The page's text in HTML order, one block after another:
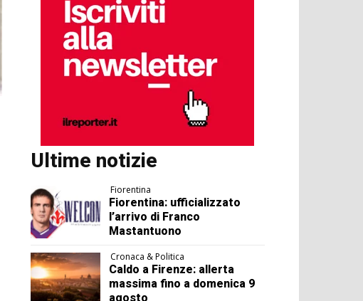
Ultime notizie
Fiorentina
Fiorentina: ufficializzato
l’arrivo di Franco
Mastantuono
Cronaca & Politica
Caldo a Firenze: allerta
massima fino a domenica 9
agosto